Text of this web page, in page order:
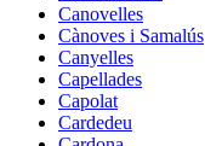
Canovelles
Cànoves i Samalús
Canyelles
Capellades
Capolat
Cardedeu